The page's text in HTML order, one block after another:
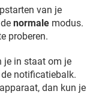
van je
normale modus.
proberen.
je in staat om je
notificatiebalk.
dan kun je